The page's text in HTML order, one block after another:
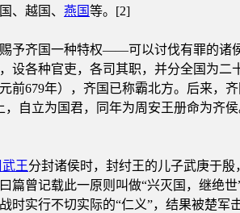
、越国、 燕国等。[2]
予齐国一种特权——可以讨伐有罪的诸
设各种官吏，各司其职，并分全国为
前679年），齐国已称霸北方。后来
自立为国君，同年为周安王册命为齐
武王分封诸侯时，封纣王的儿子武庚于
篇曾记载此一原则叫做“兴灭国，继绝世”
时实行不切实际的“仁义”，结果被楚军